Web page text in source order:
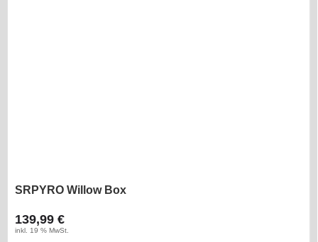
SRPYRO Willow Box
139,99 €
inkl. 19 % MwSt.